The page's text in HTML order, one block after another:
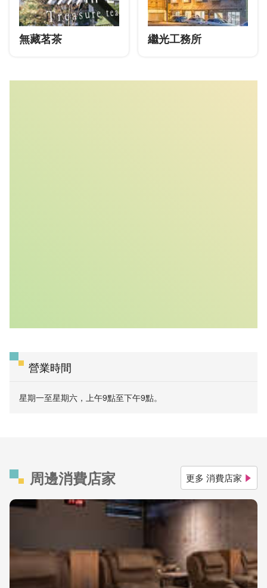
無藏茗茶 繼光工務所
營業時間
星期一至星期六，上午9點至下午9點。
周邊消費店家 更多 消費店家